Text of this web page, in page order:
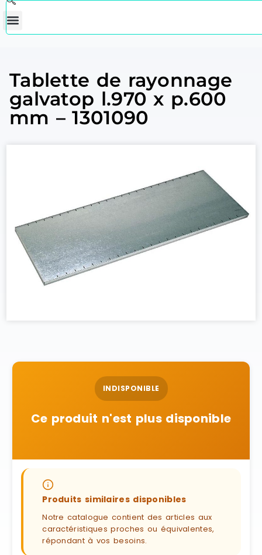
Tablette de rayonnage
galvatop l.970 x p.600
mm – 1301090
INDISPONIBLE
Ce produit n'est plus disponible
Produits similaires disponibles
Notre catalogue contient des articles aux
caractéristiques proches ou équivalentes,
répondant à vos besoins.